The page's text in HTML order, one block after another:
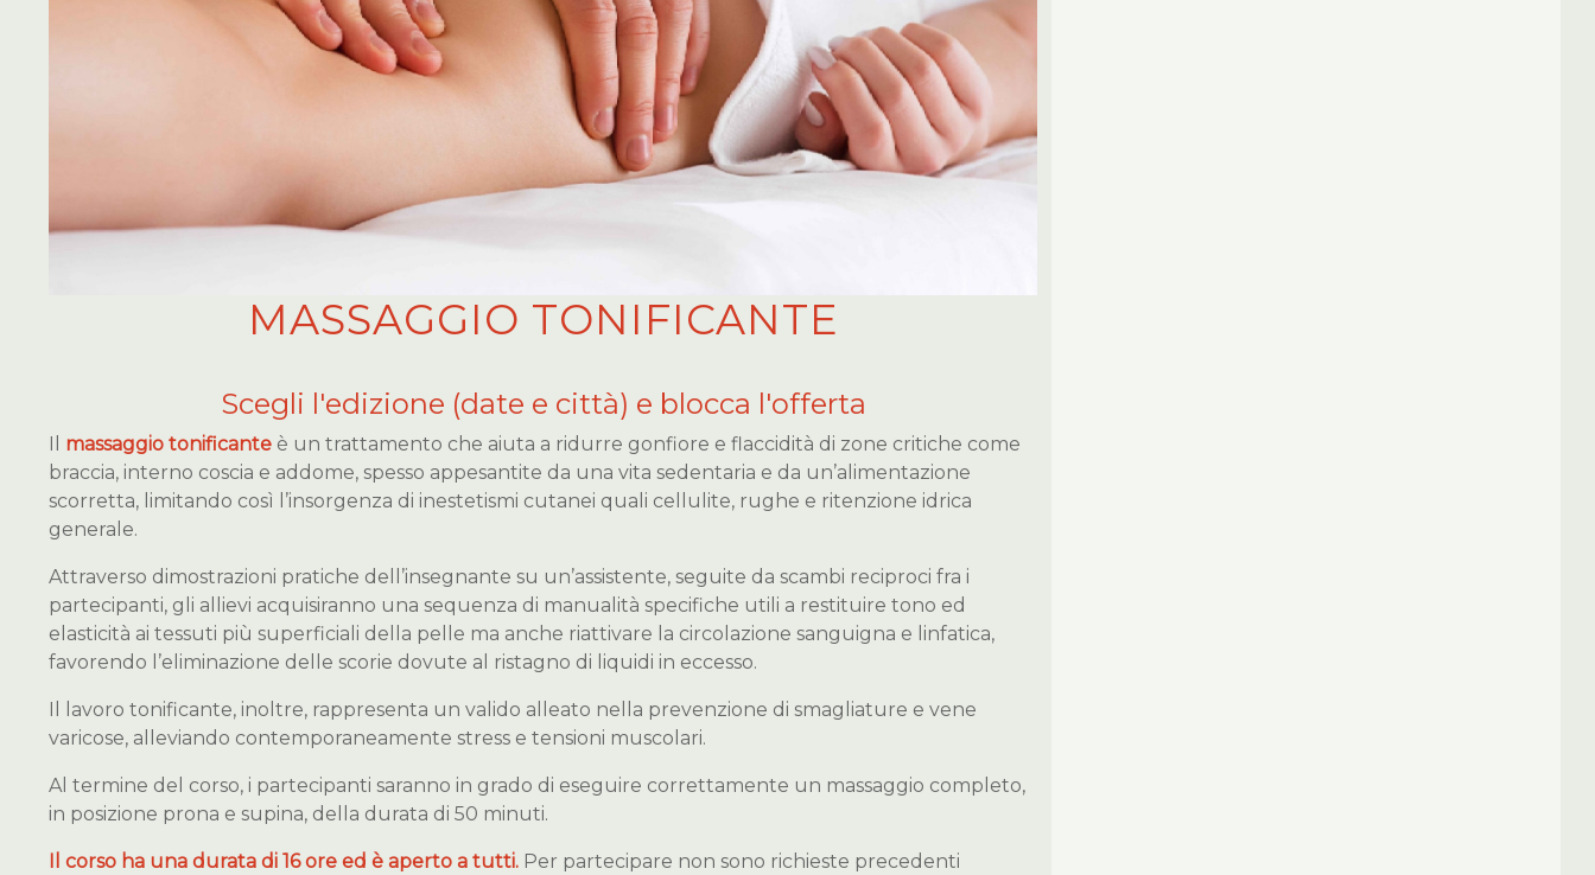
MASSAGGIO TONIFICANTE
Scegli l'edizione (date e città) e blocca l'offerta
massaggio tonificante è un trattamento che aiuta a ridurre gonfiore e flaccidità di zone critiche come
braccia, interno coscia e addome, spesso appesantite da una vita sedentaria e da un’alimentazione
scorretta, limitando così l’insorgenza di inestetismi cutanei quali cellulite, rughe e ritenzione idrica
generale.
Attraverso dimostrazioni pratiche dell’insegnante su un’assistente, seguite da scambi reciproci fra i
partecipanti, gli allievi acquisiranno una sequenza di manualità specifiche utili a restituire tono ed
elasticità ai tessuti più superficiali della pelle ma anche riattivare la circolazione sanguigna e linfatica,
favorendo l’eliminazione delle scorie dovute al ristagno di liquidi in eccesso.
Il lavoro tonificante, inoltre, rappresenta un valido alleato nella prevenzione di smagliature e vene
varicose, alleviando contemporaneamente stress e tensioni muscolari.
Al termine del corso, i partecipanti saranno in grado di eseguire correttamente un massaggio completo,
in posizione prona e supina, della durata di 50 minuti.
Il corso ha una durata di 16 ore ed è aperto a tutti. Per partecipare non sono richieste precedenti